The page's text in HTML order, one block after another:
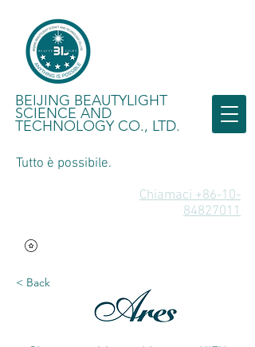
BEIJING BEAUTYLIGHT
SCIENCE AND
TECHNOLOGY CO., LTD.
Tutto è possibile.
Chiamaci +86-10-
84827011
< Back